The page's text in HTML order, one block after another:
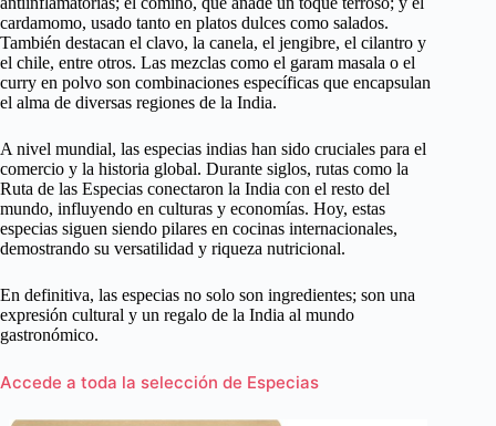
cardamomo, usado tanto en platos dulces como salados.
También destacan el clavo, la canela, el jengibre, el cilantro y
el chile, entre otros. Las mezclas como el garam masala o el
curry en polvo son combinaciones específicas que encapsulan
el alma de diversas regiones de la India.
A nivel mundial, las especias indias han sido cruciales para el
comercio y la historia global. Durante siglos, rutas como la
Ruta de las Especias conectaron la India con el resto del
mundo, influyendo en culturas y economías. Hoy, estas
especias siguen siendo pilares en cocinas internacionales,
demostrando su versatilidad y riqueza nutricional.
En definitiva, las especias no solo son ingredientes; son una
expresión cultural y un regalo de la India al mundo
gastronómico.
Accede a toda la selección de Especias